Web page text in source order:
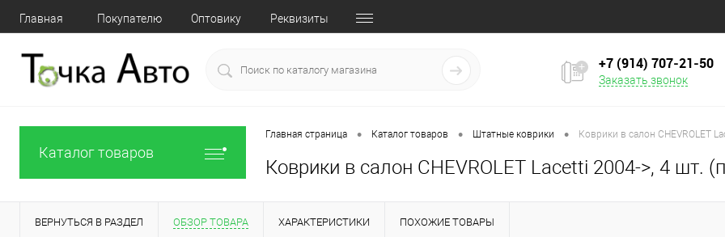
Главная Покупателю Оптовику Реквизиты
+7 (914) 707‒21‒50
Заказать звонок
Каталог товаров
Главная страница • Каталог товаров • Штатные коврики • Коврики в салон CHEVROLET
Коврики в салон CHEVROLET Lacetti 2004->, 4 шт.
ВЕРНУТЬСЯ В РАЗДЕЛ ОБЗОР ТОВАРА ХАРАКТЕРИСТИКИ ПОХОЖИЕ ТОВАРЫ